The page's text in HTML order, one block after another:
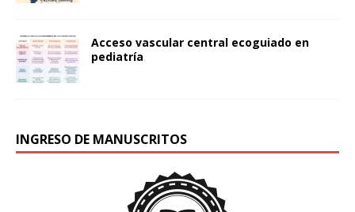
Acceso vascular central ecoguiado en
pediatría
INGRESO DE MANUSCRITOS